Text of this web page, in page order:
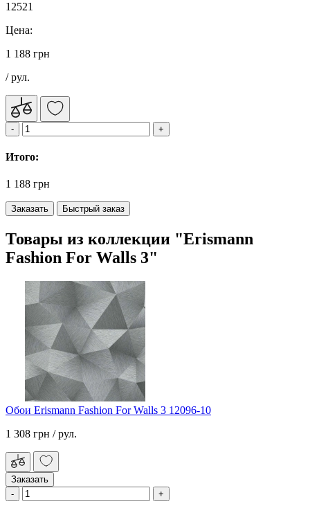
12521
Цена:
1 188 грн
/ рул.
Итого:
1 188 грн
Заказать Быстрый заказ
Товары из коллекции "Erismann
Fashion For Walls 3"
Обои Erismann Fashion For Walls 3 12096-10
1 308 грн / рул.
Заказать